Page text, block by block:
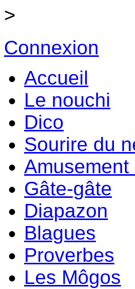
>
Connexion
Accueil
Le nouchi
Dico
Sourire du
Amusement
Gâte-gâte
Diapazon
Blagues
Proverbes
Les Môgos